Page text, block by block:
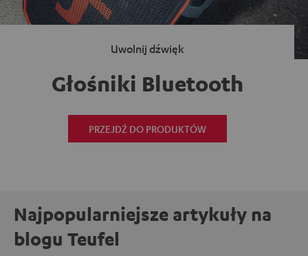
Uwolnij dźwięk
Głośniki Bluetooth
PRZEJDŹ DO PRODUKTÓW
Najpopularniejsze artykuły na
blogu Teufel